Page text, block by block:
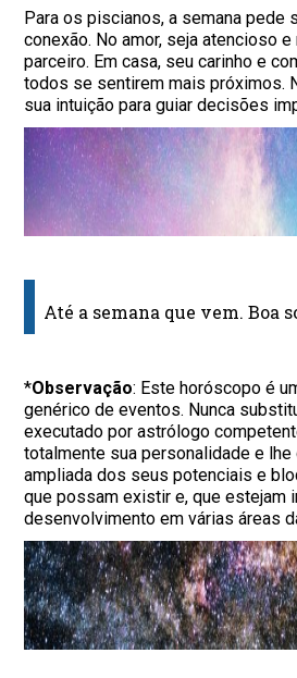
Para os piscianos, a semana pede
conexão. No amor, seja atencioso
parceiro. Em casa, seu carinho e
todos se sentirem mais próximos.
sua intuição para guiar decisões
Até a semana que vem. Boa
*Observação: Este horóscopo é
genérico de eventos. Nunca
executado por astrólogo
totalmente sua personalidade e lhe
ampliada dos seus potenciais e
que possam existir e, que estejam
desenvolvimento em várias áreas